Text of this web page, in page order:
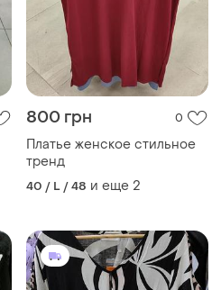
800 грн 0
Платье женское стильное
тренд
40 / L / 48 и еще 2